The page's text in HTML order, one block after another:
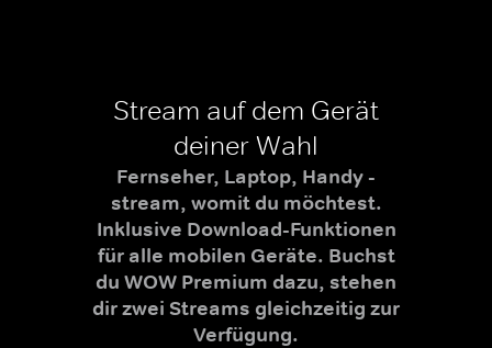
Stream auf dem Gerät
deiner Wahl
Fernseher, Laptop, Handy -
stream, womit du möchtest.
Inklusive Download-Funktionen
für alle mobilen Geräte. Buchst
du WOW Premium dazu, stehen
dir zwei Streams gleichzeitig zur
Verfügung.